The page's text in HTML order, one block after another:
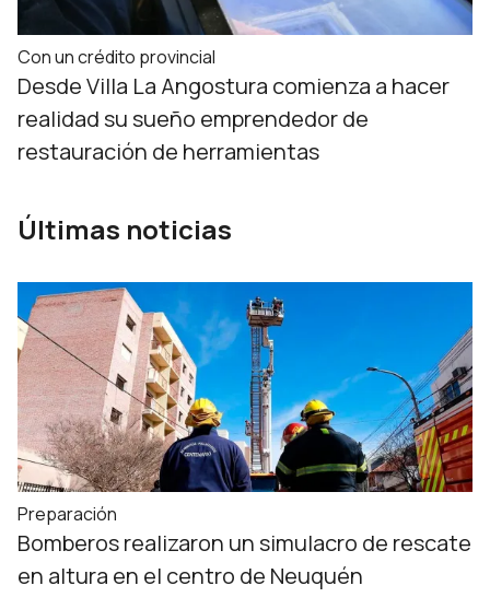
Con un crédito provincial
Desde Villa La Angostura comienza a hacer
realidad su sueño emprendedor de
restauración de herramientas
Últimas noticias
Preparación
Bomberos realizaron un simulacro de rescate
en altura en el centro de Neuquén